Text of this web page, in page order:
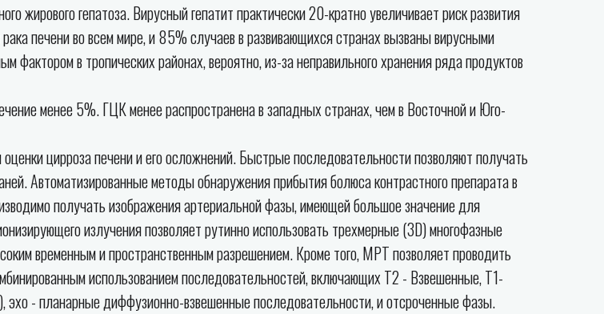
жирового гепатоза. Вирусный гепатит практически 20-кратно увеличивает риск развития
печени во всем мире, и 85% случаев в развивающихся странах вызваны вирусными
фактором в тропических районах, вероятно, из-за неправильного хранения ряда продуктов
менее 5%. ГЦК менее распространена в западных странах, чем в Восточной и Юго-
цирроза печени и его осложнений. Быстрые последовательности позволяют получать
Автоматизированные методы обнаружения прибытия болюса контрастного препарата в
получать изображения артериальной фазы, имеющей большое значение для
излучения позволяет рутинно использовать трехмерные (3D) многофазные
временным и пространственным разрешением. Кроме того, МРТ позволяет проводить
использованием последовательностей, включающих T2 - Взвешенные, T1-
эхо - планарные диффузионно-взвешенные последовательности, и отсроченные фазы.